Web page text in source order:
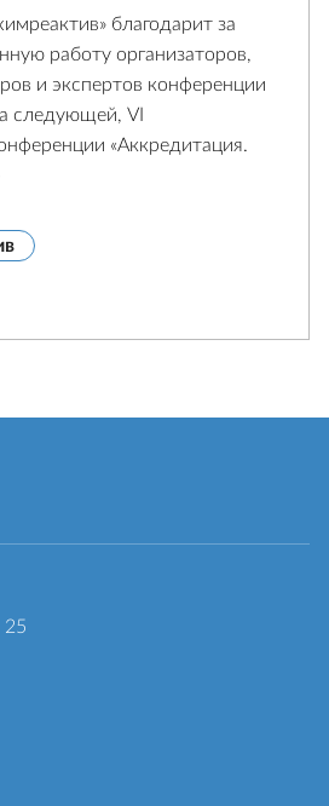
благодарит за
работу организаторов,
и экспертов конференции
следующей, VI
«Аккредитация.
25